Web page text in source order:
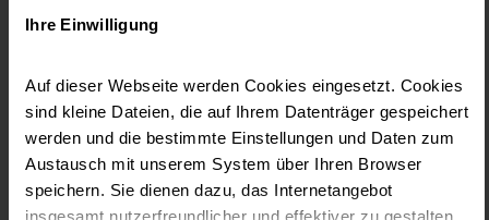
Ihre Einwilligung
Auf dieser Webseite werden Cookies eingesetzt. Cookies
sind kleine Dateien, die auf Ihrem Datenträger gespeichert
werden und die bestimmte Einstellungen und Daten zum
Austausch mit unserem System über Ihren Browser
speichern. Sie dienen dazu, das Internetangebot
insgesamt nutzerfreundlicher und effektiver zu gestalten.
15526 Bad Saarow
Anfahrt auf Google Maps
Tel:+ 49 33631 7-0